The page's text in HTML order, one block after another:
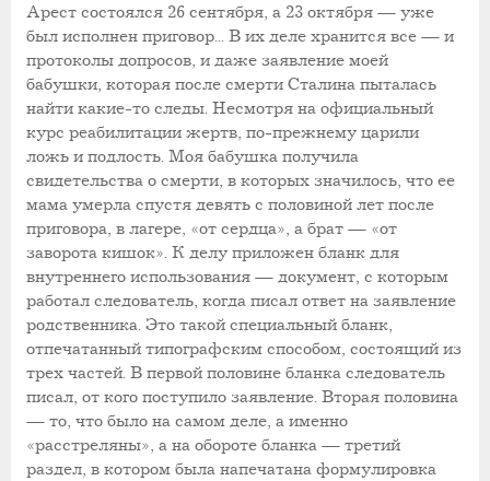
Арест состоялся 26 сентября, а 23 октября — уже
был исполнен приговор... В их деле хранится все — и
протоколы допросов, и даже заявление моей
бабушки, которая после смерти Сталина пыталась
найти какие-то следы. Несмотря на официальный
курс реабилитации жертв, по-прежнему царили
ложь и подлость. Моя бабушка получила
свидетельства о смерти, в которых значилось, что ее
мама умерла спустя девять с половиной лет после
приговора, в лагере, «от сердца», а брат — «от
заворота кишок». К делу приложен бланк для
внутреннего использования — документ, с которым
работал следователь, когда писал ответ на заявление
родственника. Это такой специальный бланк,
отпечатанный типографским способом, состоящий из
трех частей. В первой половине бланка следователь
писал, от кого поступило заявление. Вторая половина
— то, что было на самом деле, а именно
«расстреляны», а на обороте бланка — третий
раздел, в котором была напечатана формулировка